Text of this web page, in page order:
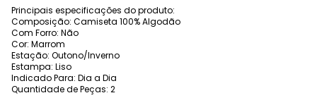
Principais especificações do produto:
Composição: Camiseta 100% Algodão
Com Forro: Não
Cor: Marrom
Estação: Outono/Inverno
Estampa: Liso
Indicado Para: Dia a Dia
Quantidade de Peças: 2